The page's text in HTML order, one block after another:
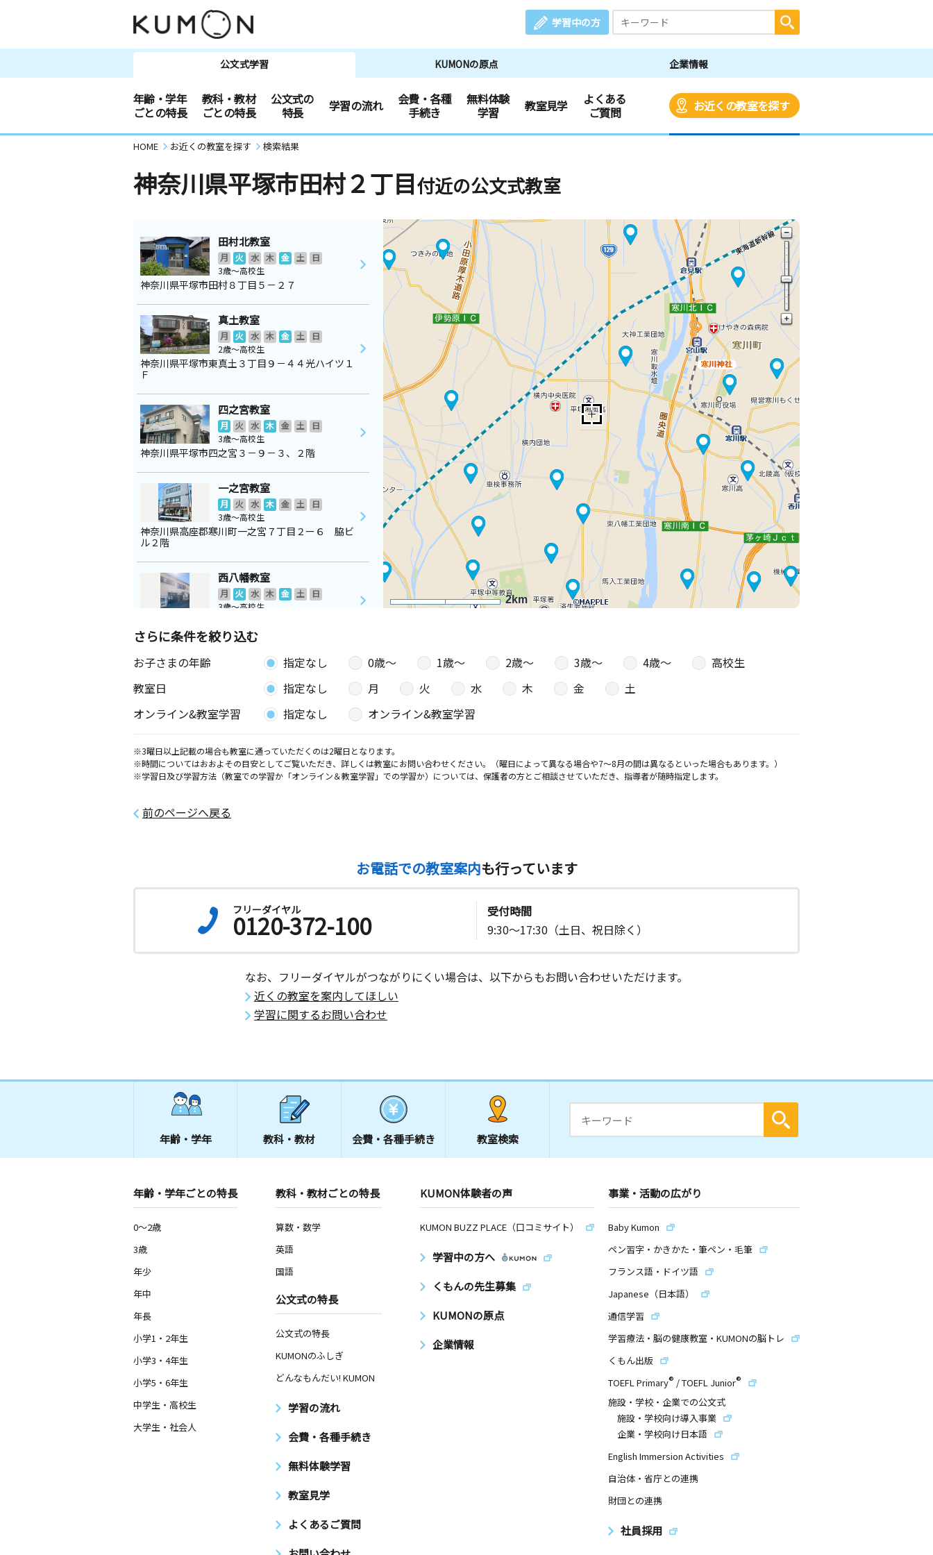
学習中の方
公文式学習 KUMONの原点 企業情報
年齢・学年
ごとの特長
教科・教材
ごとの特長
公文式の
特長
学習の流れ
会費・各種
手続き
無料体験
学習
教室見学
よくある
ご質問
お近くの教室を探す
HOME お近くの教室を探す 検索結果
神奈川県平塚市田村２丁目付近の公文式教室
2km
田村北教室
月 火 水 木 金 土
日
3歳～高校生
神奈川県平塚市田村８丁目５－２７
真土教室
月 火 水 木 金 土
日
2歳～高校生
神奈川県平塚市東真土３丁目９－４４光ハイツ１
Ｆ
四之宮教室
月 火 水 木 金 土
日
3歳～高校生
神奈川県平塚市四之宮３－９－３、２階
一之宮教室
月 火 水 木 金 土
日
3歳～高校生
神奈川県高座郡寒川町一之宮７丁目２ー６ 脇ビ
ル２階
西八幡教室
月 火 水 木 金 土
日
3歳～高校生
木 金 土 日
0歳～高校生
神奈川県平塚市南豊田５９８ 豊田小嶺自治集会
場
宮山南教室
月 火 水 木 金 土
日
0歳～高校生
戸田教室
火 水 木 金 土 日
2歳～高校生
東中原教室
水 木 金 土 日
0歳～高校生
神奈川県平塚市東中原２丁目２－３５ グランド
神奈川県平塚市東八幡１丁目９－３０
寒川町教室
神奈川県高座郡寒川町一之宮９－２１－２８
金
神奈川県茅ヶ崎市萩園１２７０－３０３
神奈川県平塚市中原１丁目８－１３ メインＦ
１階
金 土 日
神奈川県高座郡寒川町倉見１７２４－１ ベルグ
金 土 日
神奈川県高座郡寒川町岡田６－１０－１７ 小谷
さらに条件を絞り込む
お子さまの年齢 指定なし 0歳〜 1歳〜 2歳〜 3歳〜 4歳〜
高校生
教室日
指定なし 月 火 水 木 金
土
オンライン&教室学習
指定なし オンライン&教室学習
※3曜日以上記載の場合も教室に通っていただくのは2曜日となります。
※時間についてはおおよその目安としてご覧いただき、詳しくは教室にお問い合わせください。（曜日によって異なる場合や7～8月の間は異なるといった場合もあります。）
※学習日及び学習方法（教室での学習か「オンライン＆教室学習」での学習か）については、保護者の方とご相談させていただき、指導者が随時指定します。
前のページへ戻る
お電話での教室案内も行っています
フリーダイヤル
0120-372-100
受付時間
9:30～17:30（土日、祝日除く）
なお、フリーダイヤルがつながりにくい場合は、以下からもお問い合わせいただけます。
近くの教室を案内してほしい
学習に関するお問い合わせ
年齢・学年 教科・教材 会費・ 各種手続き 教室検索
年齢・学年ごとの特長
0～2歳
3歳
年少
年中
年長
小学1・2年生
小学3・4年生
小学5・6年生
中学生・高校生
大学生・社会人
教科・教材ごとの特長
算数・数学
英語
国語
公文式の特長
公文式の特長
KUMONのふしぎ
どんなもんだい! KUMON
学習の流れ
会費・各種手続き
無料体験学習
教室見学
よくあるご質問
KUMON体験者の声
KUMON BUZZ PLACE（口コミサイト）
学習中の方へ
くもんの先生募集
KUMONの原点
企業情報
事業・活動の広がり
Baby Kumon
ペン習字・かきかた・筆ペン・毛筆
フランス語・ドイツ語
Japanese（日本語）
通信学習
学習療法・脳の健康教室・KUMONの脳トレ
くもん出版
TOEFL Primary® /TOEFL Junior®
施設・学校・企業での公文式
施設・学校向け導入事業
企業・学校向け日本語
English Immersion Activities
自治体・省庁との連携
財団との連携
社員採用